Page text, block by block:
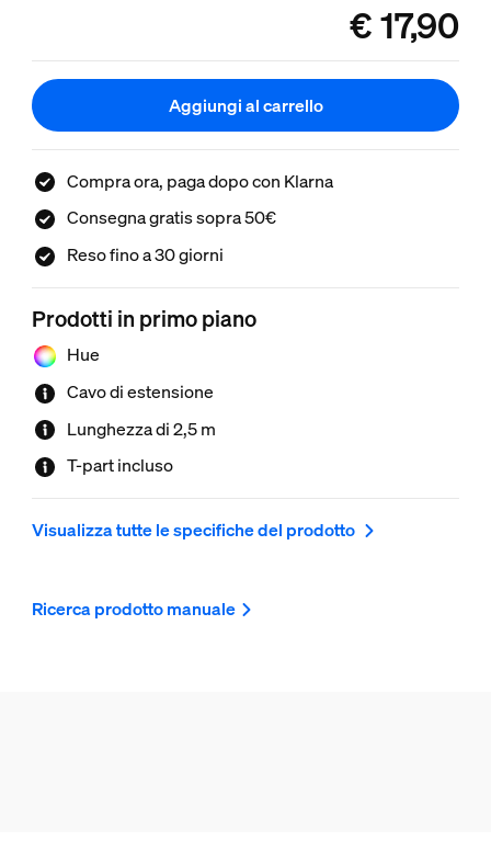
product.with.€
€ 17,90
Aggiungi al carrello
Compra ora, paga dopo con Klarna
Consegna gratis sopra 50€
Reso fino a 30 giorni
Prodotti in primo piano
Hue
Cavo di estensione
Lunghezza di 2,5 m
T-part incluso
Visualizza tutte le specifiche del prodotto
Ricerca prodotto manuale